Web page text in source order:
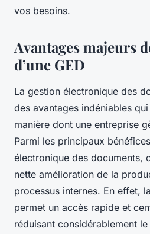
vos besoins.
Avantages majeurs
d’une GED
La gestion électronique des
des avantages indéniables
manière dont une entreprise
Parmi les principaux
électronique des documents,
nette amélioration de la
processus internes. En effet,
permet un accès rapide et
réduisant considérablement